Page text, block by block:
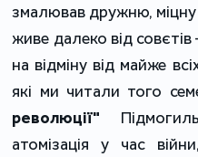
змалював дружню,
живе далеко від
на відміну від майже
які ми читали того
революції"
атомізація у час